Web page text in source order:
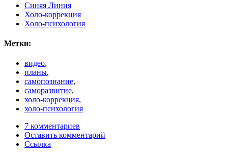
Синяя Линия
Холо-коррекция
Холо-психология
Метки:
видео,
планы,
самопознание,
саморазвитие,
холо-коррекция,
холо-психология
7 комментариев
Оставить комментарий
Ссылка